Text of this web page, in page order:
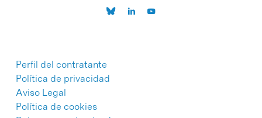
Perfil del contratante
Política de privacidad
Aviso Legal
Política de cookies